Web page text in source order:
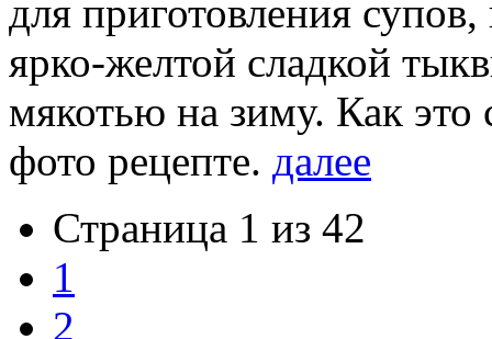
для приготовления
ярко-желтой сладкой
мякотью на зиму. Как это
фото рецепте. далее
Страница 1 из 42
1
2